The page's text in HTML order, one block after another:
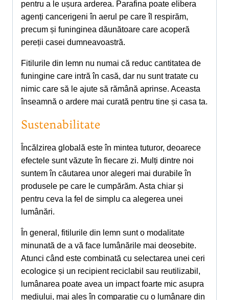
pentru a le ușura arderea. Parafina poate elibera
agenți cancerigeni în aerul pe care îl respirăm,
precum și funinginea dăunătoare care acoperă
pereții casei dumneavoastră.
Fitilurile din lemn nu numai că reduc cantitatea de
funingine care intră în casă, dar nu sunt tratate cu
nimic care să le ajute să rămână aprinse. Aceasta
înseamnă o ardere mai curată pentru tine și casa ta.
Sustenabilitate
Încălzirea globală este în mintea tuturor, deoarece
efectele sunt văzute în fiecare zi. Mulți dintre noi
suntem în căutarea unor alegeri mai durabile în
produsele pe care le cumpărăm. Asta chiar și
pentru ceva la fel de simplu ca alegerea unei
lumânări.
În general, fitilurile din lemn sunt o modalitate
minunată de a vă face lumânările mai deosebite.
Atunci când este combinată cu selectarea unei ceri
ecologice și un recipient reciclabil sau reutilizabil,
lumânarea poate avea un impact foarte mic asupra
mediului, mai ales în comparație cu o lumânare din